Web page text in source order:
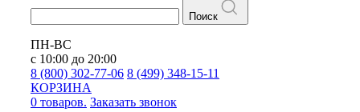
Поиск
ПН-ВС
с 10:00 до 20:00
8 (800) 302-77-06 8 (499) 348-15-11
КОРЗИНА
0 товаров. Заказать звонок